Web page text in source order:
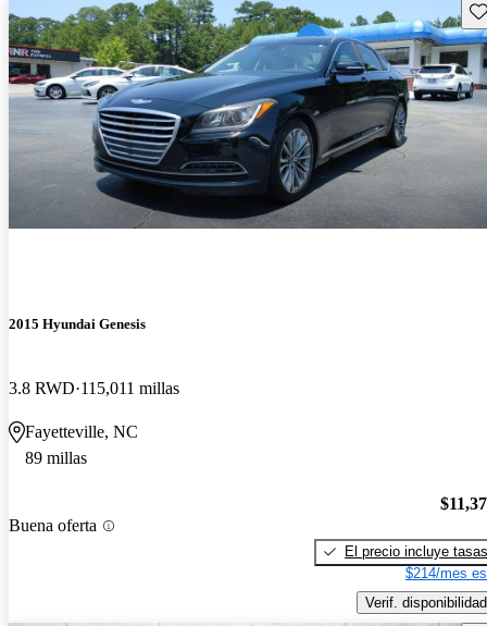
2015 Hyundai Genesis
3.8 RWD 115,011 millas
Fayetteville, NC
89 millas
Buena oferta
El precio incluye tasas
$214/mes
Verif. disponibilidad